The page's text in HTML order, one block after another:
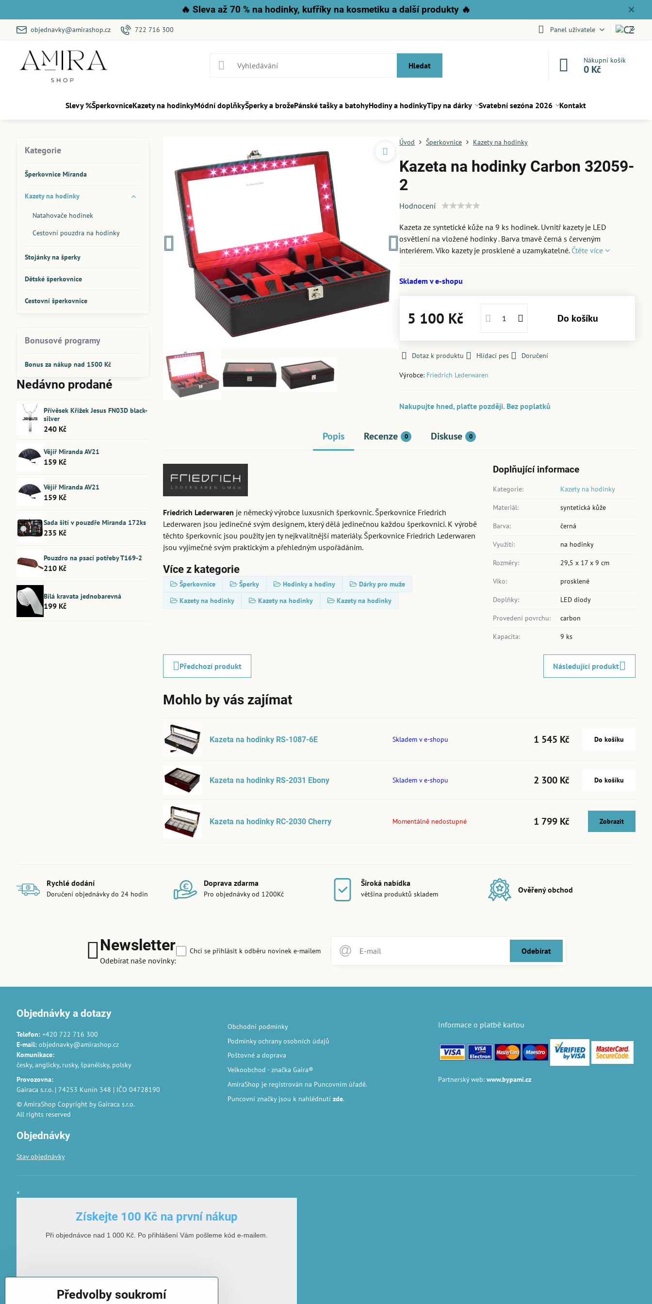
✕
🔥 Sleva až 70 % na hodinky, kufříky na kosmetiku a další produkty 🔥
objednavky@amirashop.cz 722 716 300 Panel uživatele
Hledat
Nákupní košík
0 Kč
Slevy %ŠperkovniceKazety na hodinkyMódní doplňkyŠperky a brožePánské tašky a batohyHodiny a hodinkyTipy na dárky Svatební sezóna 2026 Kontakt
Úvod Šperkovnice Kazety na hodinky
Kazeta na hodinky Carbon 32059-
2
Hodnocení
Kazeta ze syntetické kůže na 9 ks hodinek. Uvnitř kazety je LED
osvětlení na vložené hodinky . Barva tmavě černá s červeným
interiérem. Víko kazety je prosklené a uzamykatelné. Čtěte více
Skladem v e-shopu
5 100 Kč Do košíku
Dotaz k produktu Hlídací pes Doručení
Výrobce: Friedrich Lederwaren
Nakupujte hned, plaťte později. Bez poplatků
Popis Recenze 0 Diskuse 0
Friedrich Lederwaren je německý výrobce luxusních šperkovnic. Šperkovnice Friedrich
Lederwaren jsou jedinečné svým designem, který dělá jedinečnou každou šperkovnici. K výrobě
těchto šperkovnic jsou použity jen ty nejkvalitnější materiály. Šperkovnice Friedrich Lederwaren
jsou vyjímečné svým praktickým a přehledným uspořádáním.
Více z kategorie
Šperkovnice Šperky Hodinky a hodiny
Dárky pro muže
Kazety na hodinky
Kazety na hodinky Kazety na hodinky
Doplňující informace
Kategorie: Kazety na hodinky
Materiál: syntetická kůže
Barva: černá
Využití: na hodinky
Rozměry: 29,5 x 17 x 9 cm
Víko: prosklené
Doplňky: LED diody
Provedení povrchu: carbon
Kapacita: 9 ks
Předchozí produkt Následující produkt
Mohlo by vás zajímat
Kazeta na hodinky RS-1087-6E Skladem v e-shopu 1 545 Kč Do košíku
Kazeta na hodinky RS-2031 Ebony Skladem v e-shopu 2 300 Kč Do košíku
Kazeta na hodinky RC-2030 Cherry Momentálně nedostupné 1 799 Kč Zobrazit
Kategorie
Šperkovnice Miranda
Kazety na hodinky
Natahovače hodinek
Cestovní pouzdra na hodinky
Stojánky na šperky
Dětské šperkovnice
Cestovní šperkovnice
Bonusové programy
Bonus za nákup nad 1500 Kč
Nedávno prodané
Přívěsek Křížek Jesus FN03D black-
silver
240 Kč
Vějíř Miranda AV21
159 Kč
Vějíř Miranda AV21
159 Kč
Sada šití v pouzdře Miranda 172ks
235 Kč
Pouzdro na psací potřeby T169-2
210 Kč
Bílá kravata jednobarevná
199 Kč
Rychlé dodání
Doručení objednávky do 24 hodin
Doprava zdarma
Pro objednávky od 1200Kč
Široká nabídka
většina produktů skladem Ověřený obchod
Newsletter
Odebírat naše novinky:
Odebírat
Chci se přihlásit k odběru novinek e-mailem
Objednávky a dotazy
Telefon:+420 722 716 300
E-mail:objednavky@amirashop.cz
Komunikace:
česky, anglicky, rusky, španělsky, polsky
Provozovna:
Gairaca s.r.o. | 74253 Kunín 348 | IČO 04728190
© AmiraShop Copyright by Gairaca s.r.o.
All rights reserved
Objednávky
Stav objednávky
Obchodní podmínky
Podmínky ochrany osobních údajů
Poštovné a doprava
Velkoobchod - značka Gaira®
AmiraShop je registrován na Puncovním úřadě.
Puncovní značkyjsou k nahlédnutí zde.
Informace o platbě kartou
Partnerský web:www.bypami.cz
×
Získejte 100 Kč na první nákup
Při objednávce nad 1 000 Kč. Po přihlášení Vám pošleme kód e-mailem.
Předvolby soukromí